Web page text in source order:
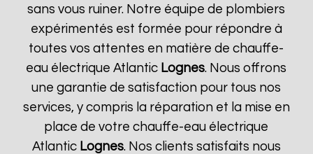
sans vous ruiner. Notre équipe de plombiers
expérimentés est formée pour répondre à
toutes vos attentes en matière de chauffe-
eau électrique Atlantic Lognes. Nous offrons
une garantie de satisfaction pour tous nos
services, y compris la réparation et la mise en
place de votre chauffe-eau électrique
Atlantic Lognes. Nos clients satisfaits nous